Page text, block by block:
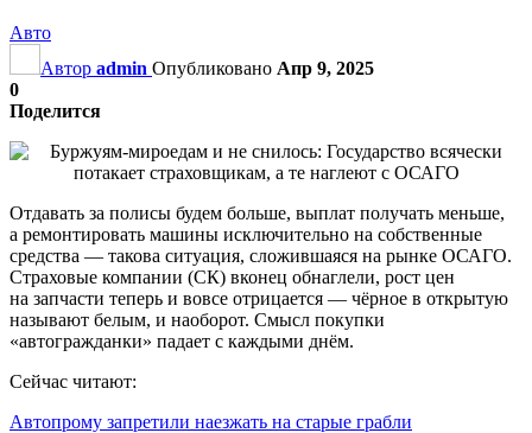
Авто
Автор admin Опубликовано Апр 9, 2025
0
Поделится
Отдавать за полисы будем больше, выплат получать меньше,
а ремонтировать машины исключительно на собственные
средства — такова ситуация, сложившаяся на рынке ОСАГО.
Страховые компании (СК) вконец обнаглели, рост цен
на запчасти теперь и вовсе отрицается — чёрное в открытую
называют белым, и наоборот. Смысл покупки
«автогражданки» падает с каждыми днём.
Сейчас читают:
Автопрому запретили наезжать на старые грабли